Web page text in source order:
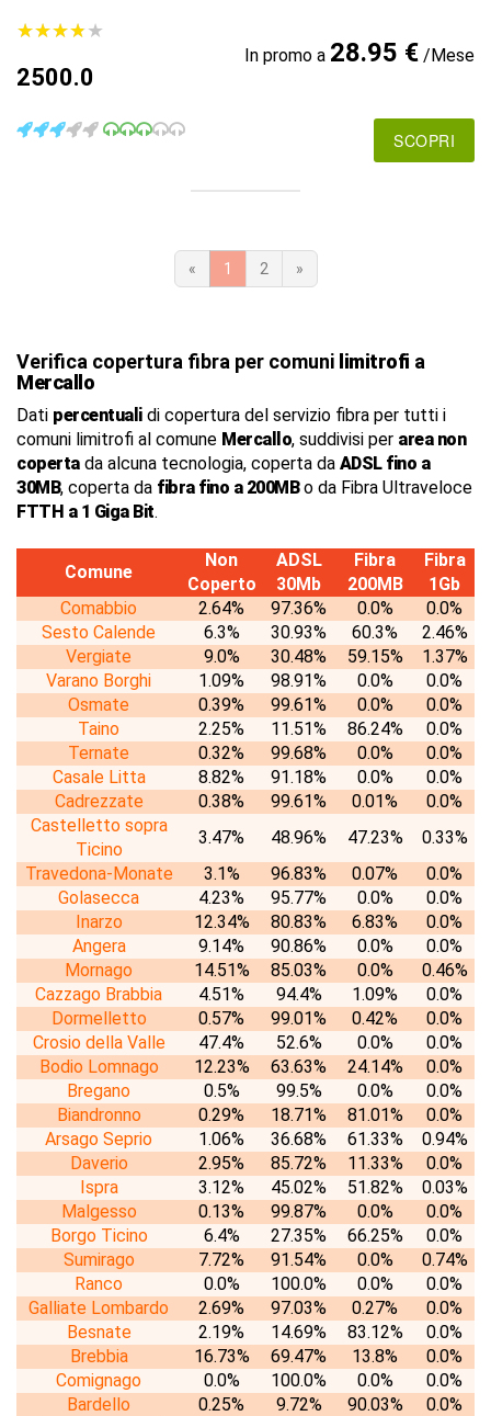
★★★★★
★★★★★
2500.0
In promo a 28.95 €/Mese
SCOPRI
« 1 2 »
Verifica copertura fibra per comuni limitrofi a
Mercallo
Dati percentualidi copertura del servizio fibra per tutti i
comuni limitrofi al comune Mercallo, suddivisi per area non
copertada alcuna tecnologia, coperta da ADSL fino a
30MB, coperta da fibra fino a 200MBo da Fibra Ultraveloce
FTTH a 1 Giga Bit.
Comune
Non
Coperto
ADSL
30Mb
Fibra
200MB
Fibra
1Gb
Comabbio
2.64% 97.36% 0.0%
0.0%
Sesto Calende
6.3% 30.93% 60.3%
2.46%
Vergiate
9.0% 30.48% 59.15%
1.37%
Varano Borghi
1.09% 98.91% 0.0%
0.0%
Osmate
0.39% 99.61% 0.0%
0.0%
Taino
2.25% 11.51% 86.24%
0.0%
Ternate
0.32% 99.68% 0.0%
0.0%
Casale Litta
8.82% 91.18% 0.0%
0.0%
Cadrezzate
0.38% 99.61% 0.01%
0.0%
Castelletto sopra
Ticino
3.47% 48.96% 47.23%
0.33%
Travedona-Monate
3.1% 96.83% 0.07%
0.0%
Golasecca
4.23% 95.77% 0.0%
0.0%
Inarzo
12.34% 80.83% 6.83%
0.0%
Angera
9.14% 90.86% 0.0%
0.0%
Mornago
14.51% 85.03% 0.0%
0.46%
Cazzago Brabbia
4.51% 94.4% 1.09%
0.0%
Dormelletto
0.57% 99.01% 0.42%
0.0%
Crosio della Valle
47.4% 52.6% 0.0%
0.0%
Bodio Lomnago
12.23% 63.63% 24.14%
0.0%
Bregano
0.5% 99.5% 0.0%
0.0%
Biandronno
0.29% 18.71% 81.01%
0.0%
Arsago Seprio
1.06% 36.68% 61.33%
0.94%
Daverio
2.95% 85.72% 11.33%
0.0%
Ispra
3.12% 45.02% 51.82%
0.03%
Malgesso
0.13% 99.87% 0.0%
0.0%
Borgo Ticino
6.4% 27.35% 66.25%
0.0%
Sumirago
7.72% 91.54% 0.0%
0.74%
Ranco
0.0% 100.0% 0.0%
0.0%
Galliate Lombardo
2.69% 97.03% 0.27%
0.0%
Besnate
2.19% 14.69% 83.12%
0.0%
Brebbia
16.73% 69.47% 13.8%
0.0%
Comignago
0.0% 100.0% 0.0%
0.0%
Bardello
0.25% 9.72% 90.03%
0.0%